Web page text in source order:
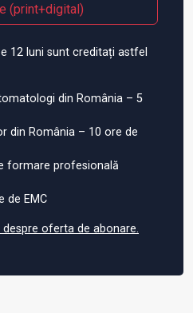
(print+digital)
12 luni sunt creditați astfel
din România – 5
din România – 10 ore de
formare profesională
de EMC
oferta de abonare.